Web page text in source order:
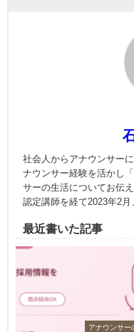
社会人からアナウンサー
ナウンサー経験を活かし
サーの生活についてお伝
認定講師を経て2023年2月
最近書いた記事
アナウンサー